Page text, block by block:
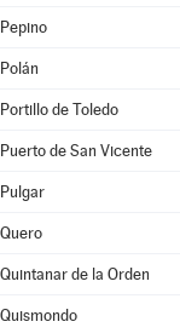
Pepino
Polán
Portillo de Toledo
Puerto de San Vicente
Pulgar
Quero
Quintanar de la Orden
Quismondo